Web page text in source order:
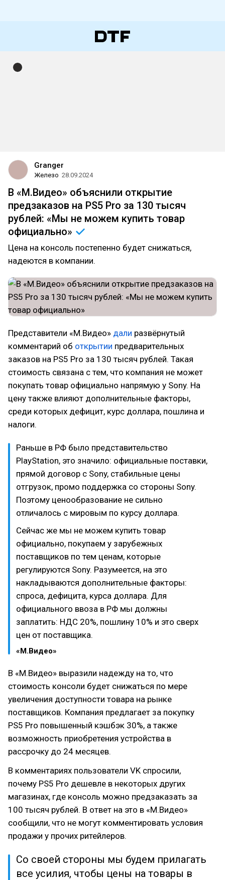
Granger
Железо 28.09.2024
В «М.Видео» объяснили открытие
предзаказов на PS5 Pro за 130 тысяч
рублей: «Мы не можем купить товар
официально»
Цена на консоль постепенно будет снижаться,
надеются в компании.
Представители «М.Видео» дали развёрнутый
комментарий об открытии предварительных
заказов на PS5 Pro за 130 тысяч рублей. Такая
стоимость связана с тем, что компания не может
покупать товар официально напрямую у Sony. На
цену также влияют дополнительные факторы,
среди которых дефицит, курс доллара, пошлина и
налоги.
Раньше в РФ было представительство
PlayStation, это значило: официальные поставки,
прямой договор с Sony, стабильные цены
отгрузок, промо поддержка со стороны Sony.
Поэтому ценообразование не сильно
отличалось с мировым по курсу доллара.
Сейчас же мы не можем купить товар
официально, покупаем у зарубежных
поставщиков по тем ценам, которые
регулируются Sony. Разумеется, на это
накладываются дополнительные факторы:
спроса, дефицита, курса доллара. Для
официального ввоза в РФ мы должны
заплатить: НДС 20%, пошлину 10% и это сверх
цен от поставщика.
«М.Видео»
В «М.Видео» выразили надежду на то, что
стоимость консоли будет снижаться по мере
увеличения доступности товара на рынке
поставщиков. Компания предлагает за покупку
PS5 Pro повышенный кэшбэк 30%, а также
возможность приобретения устройства в
рассрочку до 24 месяцев.
В комментариях пользователи VK спросили,
почему PS5 Pro дешевле в некоторых других
магазинах, где консоль можно предзаказать за
100 тысяч рублей. В ответ на это в «М.Видео»
сообщили, что не могут комментировать условия
продажи у прочих ритейлеров.
Со своей стороны мы будем прилагать
все усилия, чтобы цены на товары в